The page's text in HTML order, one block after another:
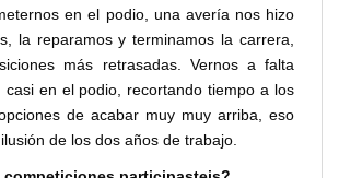
en el podio, una avería nos hizo
la reparamos y terminamos la carrera,
más retrasadas. Vernos a falta
casi en el podio, recortando tiempo a los
de acabar muy muy arriba, eso
de los dos años de trabajo.